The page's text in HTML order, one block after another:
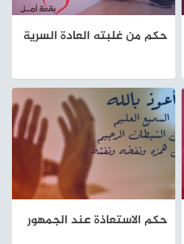
حكم من غلبته العادة السرية
حكم الاستعاذة عند الجمهور